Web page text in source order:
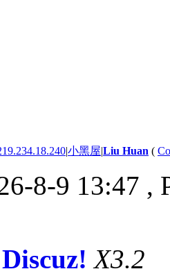
|小黑屋|Liu Huan (
8-9 13:47 ,
Discuz! X3.2